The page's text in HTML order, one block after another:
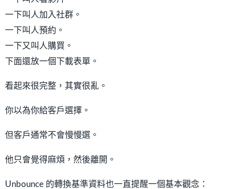
一下叫人加入社群。
一下叫人預約。
一下又叫人購買。
下面還放一個下載表單。
看起來很完整，其實很亂。
你以為你給客戶選擇。
但客戶通常不會慢慢選。
他只會覺得麻煩，然後離開。
Unbounce 的轉換基準資料也一直提醒一個基本觀念：